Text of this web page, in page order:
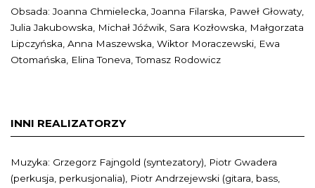
Obsada: Joanna Chmielecka, Joanna Filarska, Paweł Głowaty,
Julia Jakubowska, Michał Jóźwik, Sara Kozłowska, Małgorzata
Lipczyńska, Anna Maszewska, Wiktor Moraczewski, Ewa
Otomańska, Elina Toneva, Tomasz Rodowicz
INNI REALIZATORZY
Muzyka: Grzegorz Fajngold (syntezatory), Piotr Gwadera
(perkusja, perkusjonalia), Piotr Andrzejewski (gitara, bass,